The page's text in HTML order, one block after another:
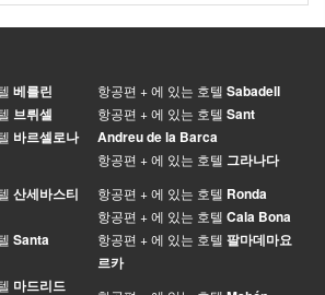
베를린
브뤼셀
바르셀로나
항공편 + 에 있는 호텔 Sabadell
항공편 + 에 있는 호텔 Sant
Andreu de la Barca
항공편 + 에 있는 호텔 그라나다
산세바스티
Santa
마드리드
항공편 + 에 있는 호텔 Ronda
항공편 + 에 있는 호텔 Cala Bona
항공편 + 에 있는 호텔 팔마데마요
르카